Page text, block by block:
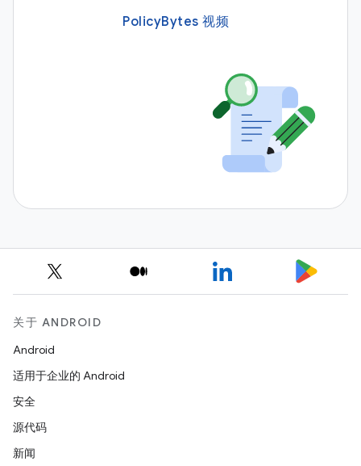
PolicyBytes 视频
关于 ANDROID
Android
适用于企业的 Android
安全
源代码
新闻